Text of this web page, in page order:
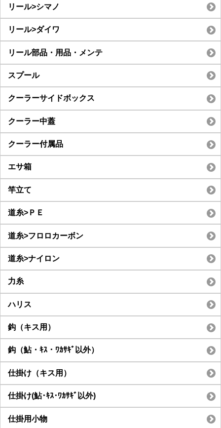
リール>シマノ
リール>ダイワ
リール部品・用品・メンテ
スプール
クーラーサイドボックス
クーラー中蓋
クーラー付属品
エサ箱
竿立て
道糸>ＰＥ
道糸>フロロカーボン
道糸>ナイロン
力糸
ハリス
鈎（キス用）
鈎（鮎・ｷｽ・ﾜｶｻｷﾞ以外）
仕掛け（キス用）
仕掛け(鮎･ｷｽ･ﾜｶｻｷﾞ以外)
仕掛用小物